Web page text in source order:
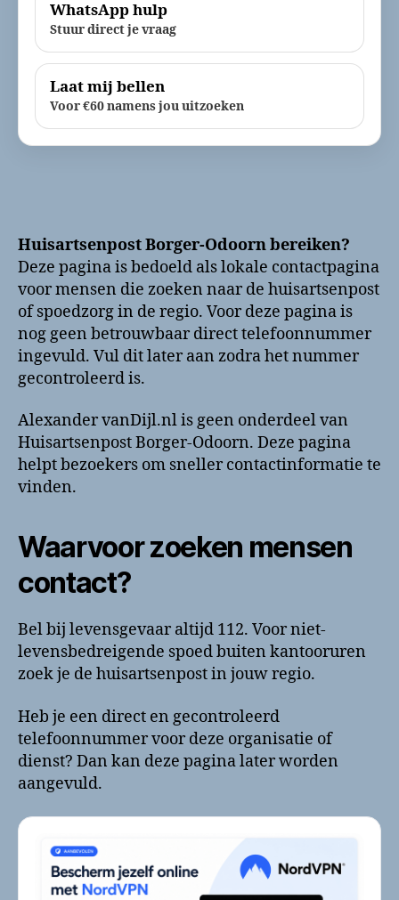
WhatsApp hulp
Stuur direct je vraag
Laat mij bellen
Voor €60 namens jou uitzoeken
Huisartsenpost Borger-Odoorn bereiken?
Deze pagina is bedoeld als lokale contactpagina
voor mensen die zoeken naar de huisartsenpost
of spoedzorg in de regio. Voor deze pagina is
nog geen betrouwbaar direct telefoonnummer
ingevuld. Vul dit later aan zodra het nummer
gecontroleerd is.
Alexander vanDijl.nl is geen onderdeel van
Huisartsenpost Borger-Odoorn. Deze pagina
helpt bezoekers om sneller contactinformatie te
vinden.
Waarvoor zoeken mensen
contact?
Bel bij levensgevaar altijd 112. Voor niet-
levensbedreigende spoed buiten kantooruren
zoek je de huisartsenpost in jouw regio.
Heb je een direct en gecontroleerd
telefoonnummer voor deze organisatie of
dienst? Dan kan deze pagina later worden
aangevuld.